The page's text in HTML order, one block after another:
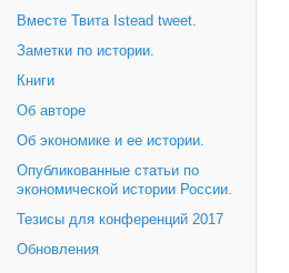
Вместе Твита Istead tweet.
Заметки по истории.
Книги
Об авторе
Об экономике и ее истории.
Опубликованные статьи по
экономической истории России.
Тезисы для конференций 2017
Обновления